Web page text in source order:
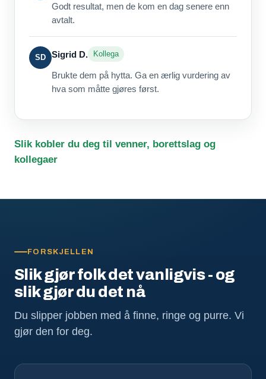
Godt resultat, men de kom en dag senere enn
avtalt.
SD Sigrid D. Kollega
Brukte dem på hytta. Ga en ærlig vurdering av
hva som måtte gjøres først.
Slik kobler du deg til venner, borettslag og
kollegaer
FORSKJELLEN
Slik gjør folk det vanligvis - og
slik gjør du det nå
Du slipper jobben med å finne, ringe og purre. Vi
gjør den for deg.